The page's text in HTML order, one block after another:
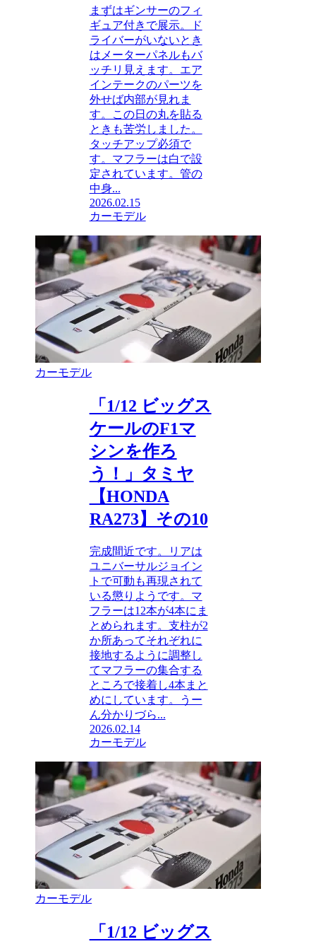
まずはギンサーのフィ
ギュア付きで展示。ド
ライバーがいないとき
はメーターパネルもバ
ッチリ見えます。エア
インテークのパーツを
外せば内部が見れま
す。この日の丸を貼る
ときも苦労しました。
タッチアップ必須で
す。マフラーは白で設
定されています。管の
中身...
2026.02.15
カーモデル
カーモデル
「1/12 ビッグス
ケールのF1マ
シンを作ろ
う！」タミヤ
【HONDA
RA273】その10
完成間近です。リアは
ユニバーサルジョイン
トで可動も再現されて
いる懲りようです。マ
フラーは12本が4本にま
とめられます。支柱が2
か所あってそれぞれに
接地するように調整し
てマフラーの集合する
ところで接着し4本まと
めにしています。うー
ん分かりづら...
2026.02.14
カーモデル
カーモデル
「1/12 ビッグス